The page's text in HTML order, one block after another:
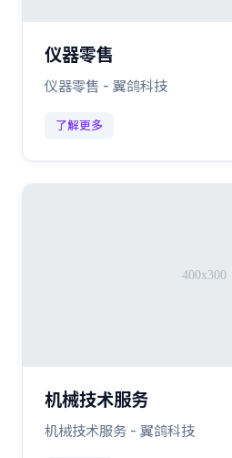
仪器零售
仪器零售 - 翼鸽科技
了解更多
机械技术服务
机械技术服务 - 翼鸽科技